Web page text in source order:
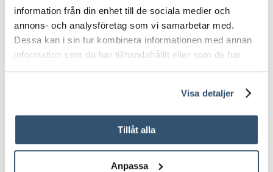
information från din enhet till de sociala medier och
annons- och analysföretag som vi samarbetar med.
Dessa kan i sin tur kombinera informationen med annan
information som du har tillhandahållit eller som de har
samlat in när du har använt deras tjänster.
Visa detaljer
Tillåt alla
Anpassa
höger
Modullås:
Ej
låsbara/låsbara
sektionen
(tillval)
Bakpanel:
Klarglas 4 mm